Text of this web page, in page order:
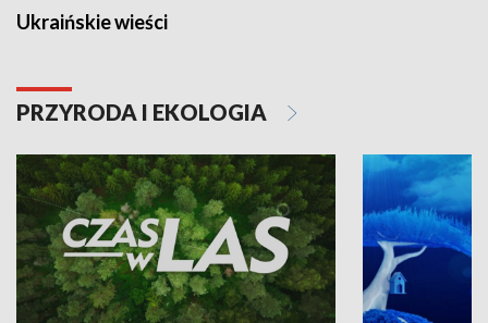
Ukraińskie wieści
PRZYRODA I EKOLOGIA